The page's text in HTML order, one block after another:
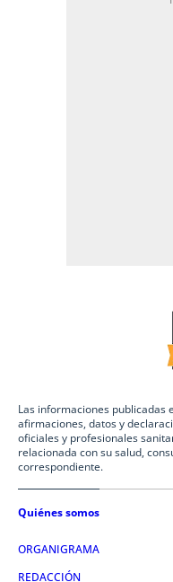
Las informaciones publicadas
afirmaciones, datos y
oficiales y profesionales
relacionada con su salud,
correspondiente.
Quiénes somos
ORGANIGRAMA
REDACCIÓN